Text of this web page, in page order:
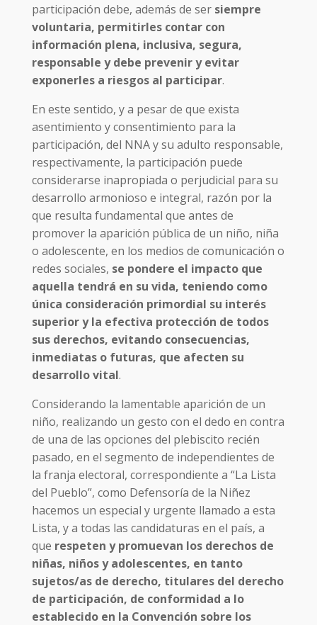
participación debe, además de ser siempre
voluntaria, permitirles contar con
información plena, inclusiva, segura,
responsable y debe prevenir y evitar
exponerles a riesgos al participar.
En este sentido, y a pesar de que exista
asentimiento y consentimiento para la
participación, del NNA y su adulto responsable,
respectivamente, la participación puede
considerarse inapropiada o perjudicial para su
desarrollo armonioso e integral, razón por la
que resulta fundamental que antes de
promover la aparición pública de un niño, niña
o adolescente, en los medios de comunicación o
redes sociales, se pondere el impacto que
aquella tendrá en su vida, teniendo como
única consideración primordial su interés
superior y la efectiva protección de todos
sus derechos, evitando consecuencias,
inmediatas o futuras, que afecten su
desarrollo vital.
Considerando la lamentable aparición de un
niño, realizando un gesto con el dedo en contra
de una de las opciones del plebiscito recién
pasado, en el segmento de independientes de
la franja electoral, correspondiente a “La Lista
del Pueblo”, como Defensoría de la Niñez
hacemos un especial y urgente llamado a esta
Lista, y a todas las candidaturas en el país, a
que respeten y promuevan los derechos de
niñas, niños y adolescentes, en tanto
sujetos/as de derecho, titulares del derecho
de participación, de conformidad a lo
establecido en la Convención sobre los